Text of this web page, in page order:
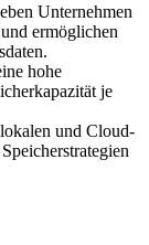
Unternehmen
ermöglichen
hohe
je
und Cloud-